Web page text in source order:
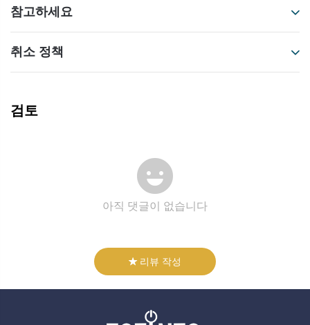
참고하세요
취소 정책
검토
아직 댓글이 없습니다
리뷰 작성